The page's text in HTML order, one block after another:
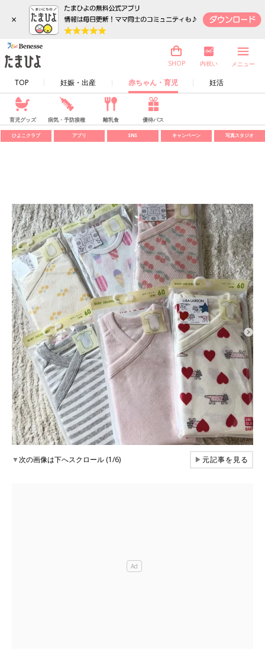
×
TOP 妊娠・出産 赤ちゃん・育児 妊活
SHOP 内祝い メニュー
育児グッズ 病気・予防接種 離乳食 優待パス
ひよこクラブ アプリ SNS キャンペーン 写真スタジオ
▼次の画像は下へスクロール (1/6) ▶元記事を見る